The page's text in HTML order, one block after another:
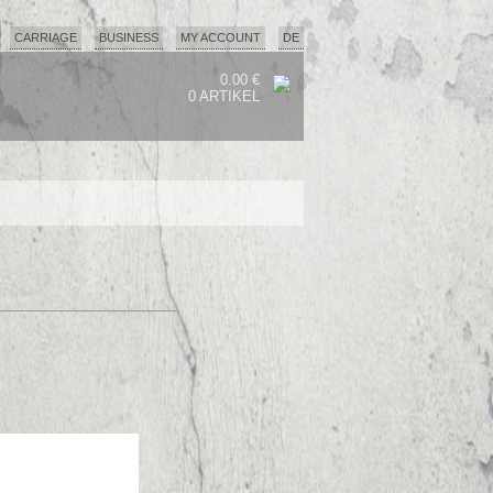
CARRIAGE BUSINESS MY ACCOUNT DE
0.00 €
0 ARTIKEL